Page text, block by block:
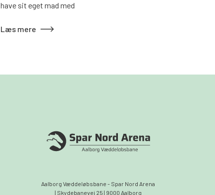
have sit eget mad med
Læs mere
Aalborg Væddeløbsbane - Spar Nord Arena
| Skydebanevej 25 | 9000 Aalborg